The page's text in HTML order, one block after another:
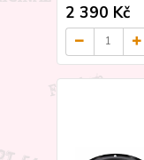
2 390 Kč